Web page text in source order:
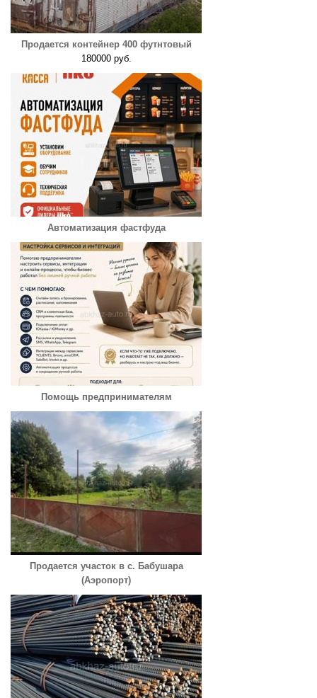
Продается контейнер 400 футнтовый
180000 руб.
Автоматизация фастфуда
Помощь предпринимателям
Продается участок в с. Бабушара
(Аэропорт)